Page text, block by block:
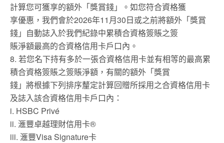
計算您可獲享的額外「獎賞錢」。如您符合資格獲
享優惠，我們會於2026年11月30日或之前將額外「獎賞
錢」自動誌入於我們紀錄中累積合資格簽賬之簽
賬淨額最高的合資格信用卡戶口內。
8. 若您名下持有多於一張合資格信用卡並有相等的最高累
積合資格簽賬之簽賬淨額，有關的額外「獎賞
錢」將根據下列排序釐定計算回贈所採用之合資格信用卡
及誌入該合資格信用卡戶口內：
i. HSBC Privé
ii. 滙豐卓越理財信用卡®
iii. 滙豐Visa Signature卡